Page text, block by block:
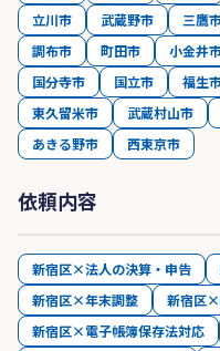
立川市
武蔵野市 三鷹
調布市
町田市 小金井
国分寺市
国立市 福生
東久留米市
武蔵村山市
あきる野市
西東京市
依頼内容
新宿区×法人の決算・申告
新宿区×年末調整
新宿区
新宿区×電子帳簿保存法対応